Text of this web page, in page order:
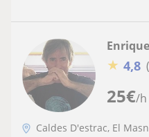
25€/h
Enrique
★ 4,8
Caldes D'estrac, El